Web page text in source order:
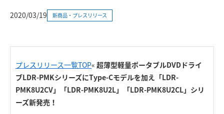
2020/03/19 新商品・プレスリリース
プレスリリース一覧TOP« 超薄型軽量ポータブルDVDドライ
ブLDR-PMKシリーズにType-Cモデルを加え「LDR-
PMK8U2CV」「LDR-PMK8U2L」「LDR-PMK8U2CL」シリ
ーズ新発売！